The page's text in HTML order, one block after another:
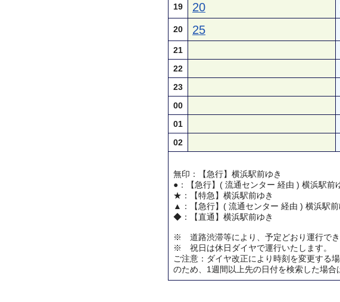
19 20
20 25
21
22
23
00
01
02
無印：【急行】横浜駅前ゆき
●：【急行】( 流通センター 経由 ) 横浜駅前
★：【特急】横浜駅前ゆき
▲：【急行】( 流通センター 経由 ) 横浜駅前
◆：【直通】横浜駅前ゆき
※ 道路渋滞等により、予定どおり運行でき
※ 祝日は休日ダイヤで運行いたします。
ご注意：ダイヤ改正により時刻を変更する
のため、1週間以上先の日付を検索した場合